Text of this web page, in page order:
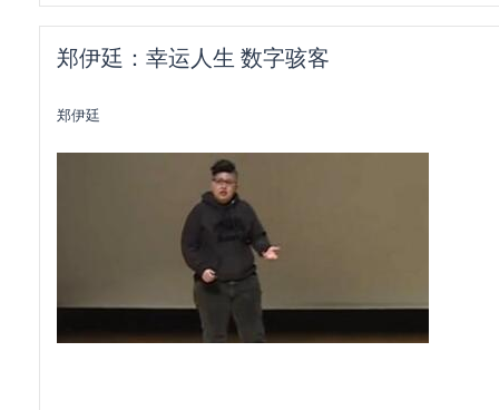
郑伊廷：幸运人生 数字骇客
郑伊廷